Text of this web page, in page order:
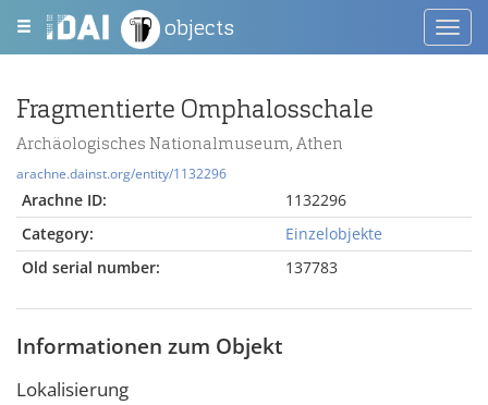
objects
Fragmentierte Omphalosschale
Archäologisches Nationalmuseum, Athen
arachne.dainst.org/entity/1132296
Arachne ID:
1132296
Category:
Einzelobjekte
Old serial number:
137783
Informationen zum Objekt
Lokalisierung